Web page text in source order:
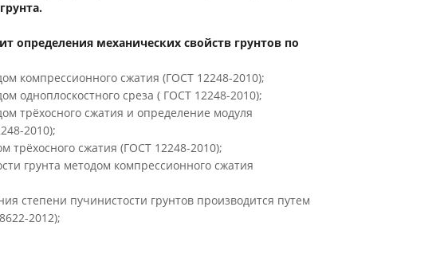
определения механических свойств грунтов по
компрессионного сжатия (ГОСТ 12248-2010);
одноплоскостного среза ( ГОСТ 12248-2010);
трёхосного сжатия и определение модуля
2010);
трёхосного сжатия (ГОСТ 12248-2010);
грунта методом компрессионного сжатия
степени пучинистости грунтов производится путем
2012);